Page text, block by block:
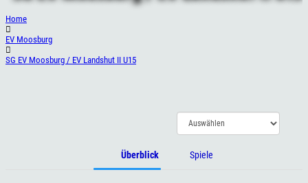
Home
EV Moosburg
SG EV Moosburg / EV Landshut II U15
Überblick Spiele